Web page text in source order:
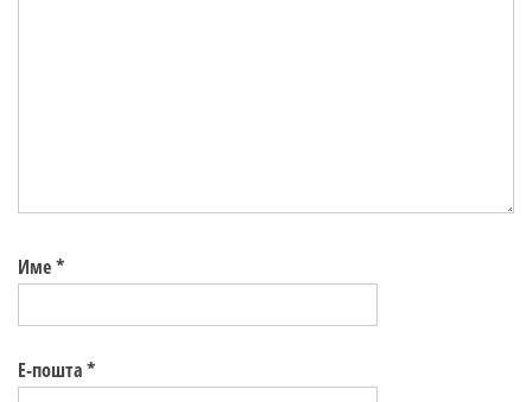
Име*
Е-пошта*